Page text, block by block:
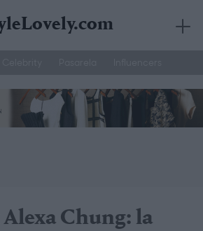
Style Moda Hombre
Alexa Chung: la